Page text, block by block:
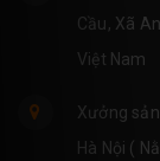
Cầu, Xã
Việt Nam
Xưởng
Hà Nội (